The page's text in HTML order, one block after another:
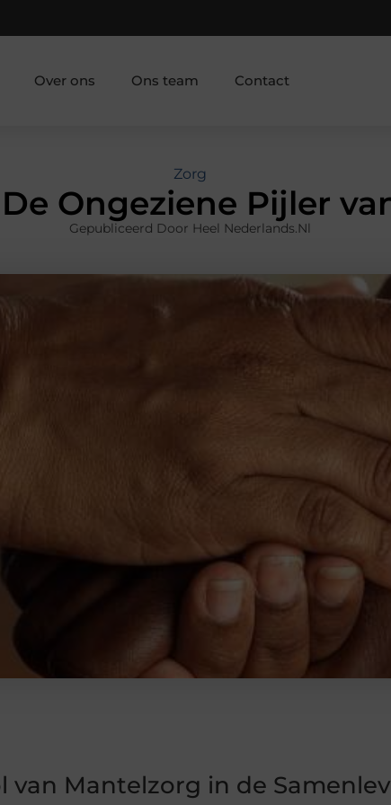
Over ons Ons team Contact
Zorg
Ongeziene Pijler
Gepubliceerd Door Heel Nederlands.nl
van Mantelzorg in de